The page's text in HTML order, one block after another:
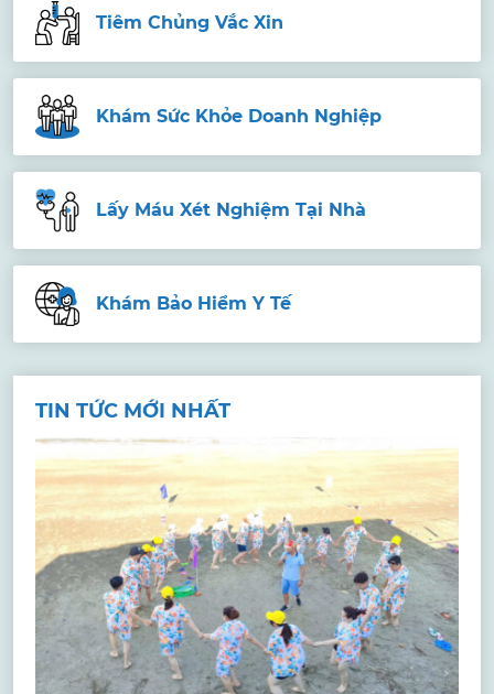
Tiêm Chủng Vắc Xin
Khám Sức Khỏe Doanh Nghiệp
Lấy Máu Xét Nghiệm Tại Nhà
Khám Bảo Hiểm Y Tế
TIN TỨC MỚI NHẤT